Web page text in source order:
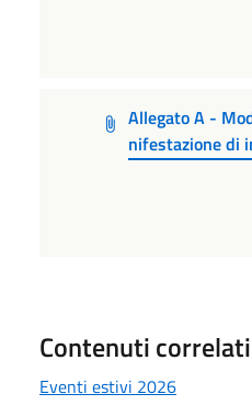
Allegato A -
nifestazione di
Contenuti correlati
Eventi estivi 2026